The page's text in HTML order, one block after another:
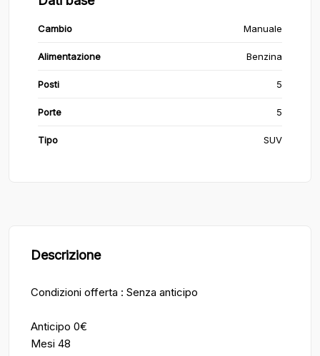
Cambio Manuale
Alimentazione Benzina
Posti 5
Porte 5
Tipo SUV
Descrizione
Condizioni offerta : Senza anticipo
Anticipo 0€
Mesi 48